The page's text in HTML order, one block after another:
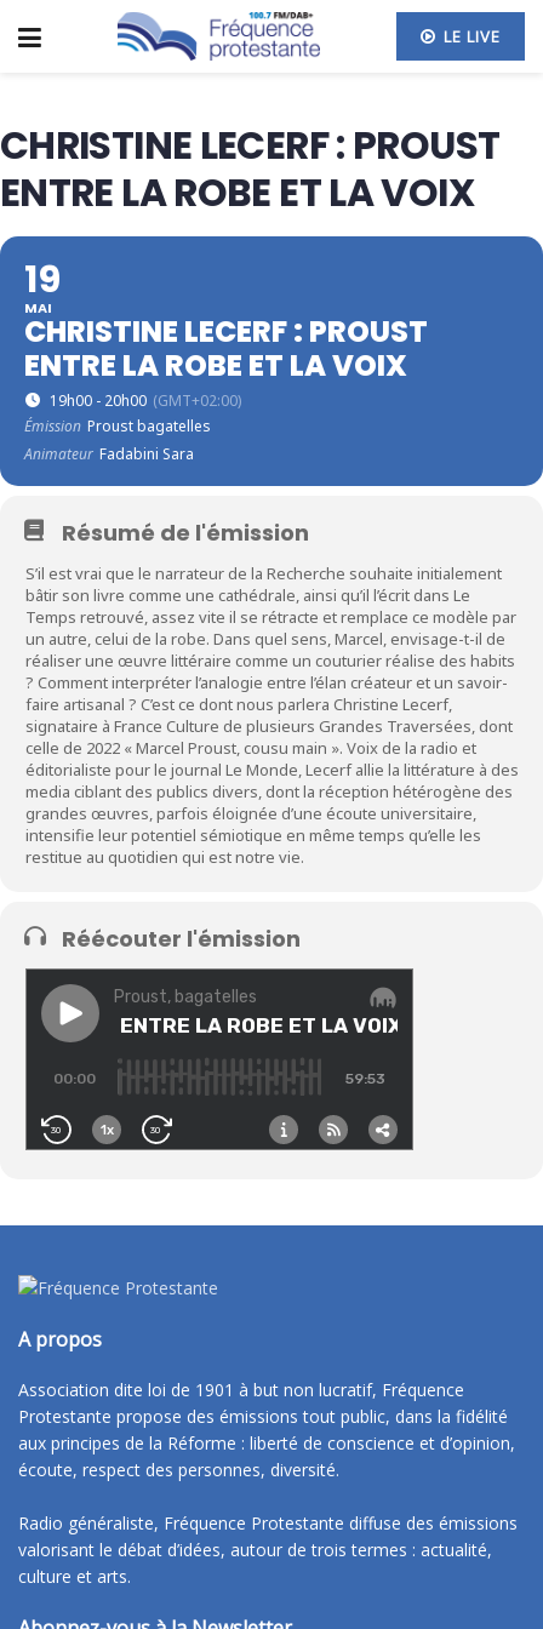
LE LIVE
CHRISTINE LECERF : PROUST
ENTRE LA ROBE ET LA VOIX
19
MAI
CHRISTINE LECERF : PROUST
ENTRE LA ROBE ET LA VOIX
19h00 - 20h00 (GMT+02:00)
Émission Proust bagatelles
Animateur Fadabini Sara
Résumé de l'émission
S’il est vrai que le narrateur de la Recherche souhaite initialement
bâtir son livre comme une cathédrale, ainsi qu’il l’écrit dans Le
Temps retrouvé, assez vite il se rétracte et remplace ce modèle par
un autre, celui de la robe. Dans quel sens, Marcel, envisage-t-il de
réaliser une œuvre littéraire comme un couturier réalise des habits
? Comment interpréter l’analogie entre l’élan créateur et un savoir-
faire artisanal ? C’est ce dont nous parlera Christine Lecerf,
signataire à France Culture de plusieurs Grandes Traversées, dont
celle de 2022 « Marcel Proust, cousu main ». Voix de la radio et
éditorialiste pour le journal Le Monde, Lecerf allie la littérature à des
media ciblant des publics divers, dont la réception hétérogène des
grandes œuvres, parfois éloignée d’une écoute universitaire,
intensifie leur potentiel sémiotique en même temps qu’elle les
restitue au quotidien qui est notre vie.
Réécouter l'émission
A propos
Association dite loi de 1901 à but non lucratif, Fréquence
Protestante propose des émissions tout public, dans la fidélité
aux principes de la Réforme : liberté de conscience et d’opinion,
écoute, respect des personnes, diversité.
Radio généraliste, Fréquence Protestante diffuse des émissions
valorisant le débat d’idées, autour de trois termes : actualité,
culture et arts.